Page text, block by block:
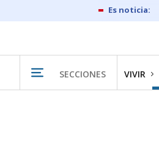
SECCIONES VIVIR